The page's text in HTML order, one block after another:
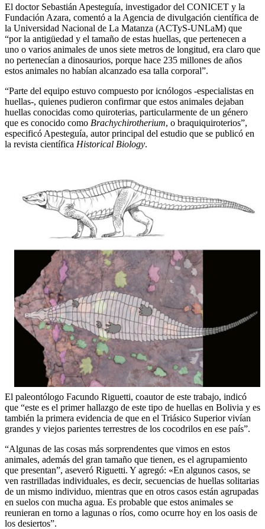
El doctor Sebastián Apesteguía, investigador del CONICET y la
Fundación Azara, comentó a la Agencia de divulgación científica de
la Universidad Nacional de La Matanza (ACTyS-UNLaM) que
“por la antigüedad y el tamaño de estas huellas, que pertenecen a
uno o varios animales de unos siete metros de longitud, era claro que
no pertenecían a dinosaurios, porque hace 235 millones de años
estos animales no habían alcanzado esa talla corporal”.
“Parte del equipo estuvo compuesto por icnólogos -especialistas en
huellas-, quienes pudieron confirmar que estos animales dejaban
huellas conocidas como quiroterias, particularmente de un género
que es conocido como Brachychirotherium, o braquiquiroterios”,
especificó Apesteguía, autor principal del estudio que se publicó en
la revista científica Historical Biology.
El paleontólogo Facundo Riguetti, coautor de este trabajo, indicó
que “este es el primer hallazgo de este tipo de huellas en Bolivia y es
también la primera evidencia de que en el Triásico Superior vivían
grandes y viejos parientes terrestres de los cocodrilos en ese país”.
“Algunas de las cosas más sorprendentes que vimos en estos
animales, además del gran tamaño que tienen, es el agrupamiento
que presentan”, aseveró Riguetti. Y agregó: «En algunos casos, se
ven rastrilladas individuales, es decir, secuencias de huellas solitarias
de un mismo individuo, mientras que en otros casos están agrupadas
en suelos con mucha agua. Es probable que estos animales se
reunieran en torno a lagunas o ríos, como ocurre hoy en los oasis de
los desiertos”.